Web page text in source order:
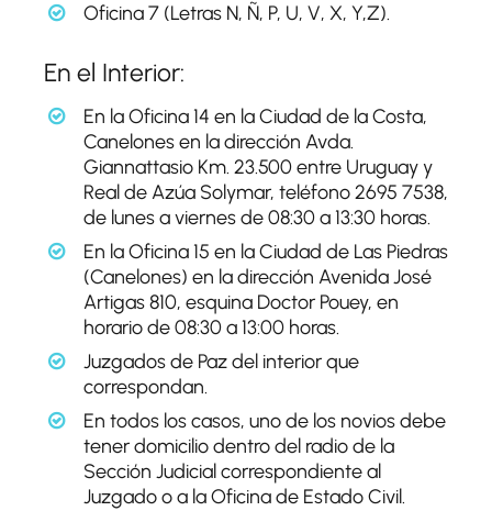
Oficina 7 (Letras N, Ñ, P, U, V, X, Y,Z).
En el Interior:
En la Oficina 14 en la Ciudad de la Costa,
Canelones en la dirección Avda.
Giannattasio Km. 23.500 entre Uruguay y
Real de Azúa Solymar, teléfono 2695 7538,
de lunes a viernes de 08:30 a 13:30 horas.
En la Oficina 15 en la Ciudad de Las Piedras
(Canelones) en la dirección Avenida José
Artigas 810, esquina Doctor Pouey, en
horario de 08:30 a 13:00 horas.
Juzgados de Paz del interior que
correspondan.
En todos los casos, uno de los novios debe
tener domicilio dentro del radio de la
Sección Judicial correspondiente al
Juzgado o a la Oficina de Estado Civil.